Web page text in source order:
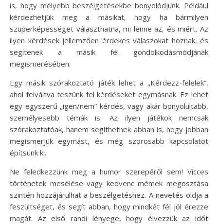
is, hogy mélyebb beszélgetésekbe bonyolódjunk. Például
kérdezhetjük meg a másikat, hogy ha bármilyen
szuperképességet választhatna, mi lenne az, és miért. Az
ilyen kérdések jellemzően érdekes válaszokat hoznak, és
segítenek a másik fél gondolkodásmódjának
megismerésében.
Egy másik szórakoztató játék lehet a „Kérdezz-felelek”,
ahol felváltva teszünk fel kérdéseket egymásnak. Ez lehet
egy egyszerű „igen/nem” kérdés, vagy akár bonyolultabb,
személyesebb témák is. Az ilyen játékok nemcsak
szórakoztatóak, hanem segíthetnek abban is, hogy jobban
megismerjük egymást, és még szorosabb kapcsolatot
építsünk ki.
Ne feledkezzünk meg a humor szerepéről sem! Vicces
történetek mesélése vagy kedvenc mémek megosztása
szintén hozzájárulhat a beszélgetéshez. A nevetés oldja a
feszültséget, és segít abban, hogy mindkét fél jól érezze
magát. Az első randi lényege, hogy élvezzük az időt